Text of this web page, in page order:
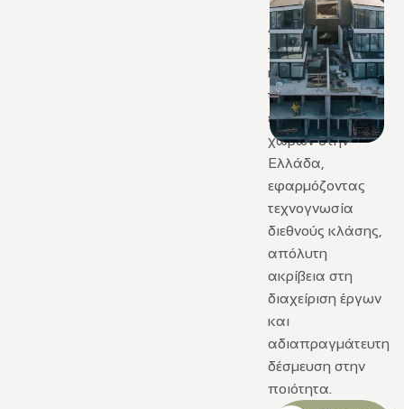
Διαμορφώνουμε
το μέλλον της
κατοικίας και
των
επαγγελματικών
χώρων στην
Ελλάδα,
εφαρμόζοντας
τεχνογνωσία
διεθνούς κλάσης,
απόλυτη
ακρίβεια στη
διαχείριση έργων
και
αδιαπραγμάτευτη
δέσμευση στην
ποιότητα.